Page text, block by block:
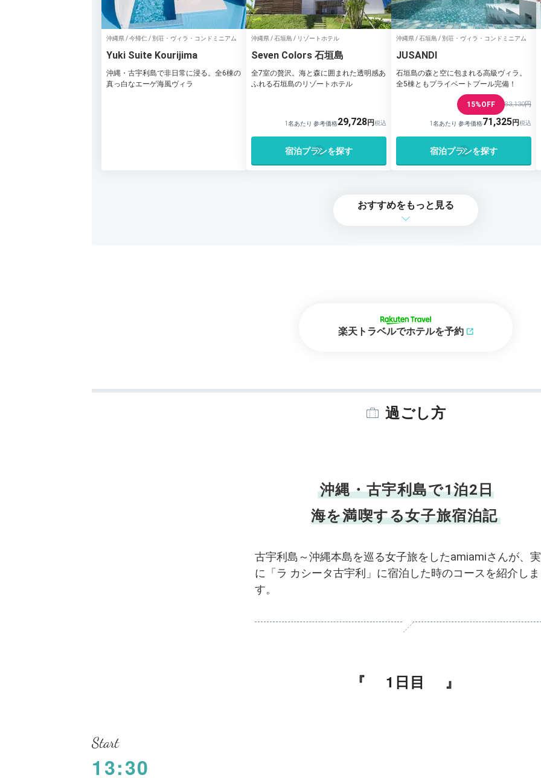
沖縄県 / 今帰仁 / 別荘・ヴィラ・コンドミニアム
Yuki Suite Kourijima
沖縄・古宇利島で非日常に浸る。全6棟の
真っ白なエーゲ海風ヴィラ
沖縄県 / 石垣島 / リゾートホテル
Seven Colors 石垣島
全7室の贅沢。海と森に囲まれた透明感あ
ふれる石垣島のリゾートホテル
1名あたり 参考価格29,728
宿泊プランを探す
沖縄県 / 石垣島 / 別荘・ヴィラ・コンドミニアム
JUSANDI
石垣島の森と空に包まれる高級ヴィラ。
全5棟ともプライベートプール完備！
15%OFF 83,130円
1名あたり 参考価格71,325
宿泊プランを探す
おすすめをもっと見る
楽天トラベルでホテルを予約
過ごし方
沖縄・古宇利島で1泊2日
海を満喫する女子旅宿泊記
古宇利島～沖縄本島を巡る女子旅をしたamiamiさんが、
に「ラ カシータ古宇利」に宿泊した時のコースを紹介しま
す。
1日目
Start
13:30